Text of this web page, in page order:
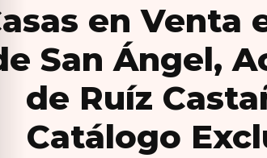
en Venta
San Ángel,
de Ruíz
Catálogo